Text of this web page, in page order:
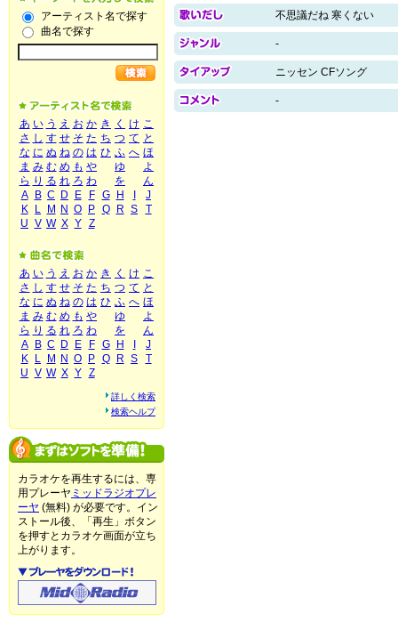
アーティスト名で探す
曲名で探す
あ い う え お か き く け こ
さ し す せ そ た ち つ て と
な に ぬ ね の は ひ ふ へ ほ
ま み む め も や ゆ
よ
ら り る れ ろ わ を
ん
A
B C D E F G H
J
K
L M N O P Q R S
T
U V W X Y Z
あ い う え お か き く け こ
さ し す せ そ た ち つ て と
な に ぬ ね の は ひ ふ へ ほ
ま み む め も や ゆ
よ
ら り る れ ろ わ を
ん
A
B C D E F G H
J
K
L M N O P Q R S
T
U V W X Y Z
詳しく検索
検索ヘルプ
カラオケを再生するには、専
用プレーヤ ミッドラジオプレ
ーヤ (無料) が必要です。イン
ストール後、「再生」ボタン
を押すとカラオケ画面が立ち
上がります。
不思議だね 寒くない
-
ニッセン CFソング
-